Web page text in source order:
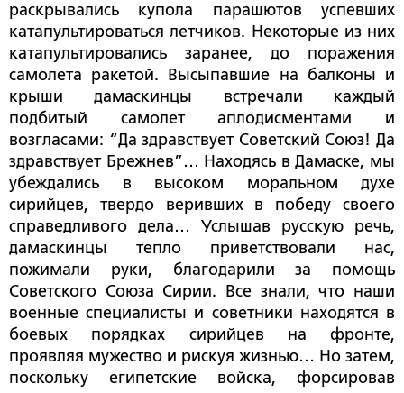
раскрывались купола парашютов успевших
катапультироваться летчиков. Некоторые из них
катапультировались заранее, до поражения
самолета ракетой. Высыпавшие на балконы и
крыши дамаскинцы встречали каждый
подбитый самолет аплодисментами и
возгласами: “Да здравствует Советский Союз! Да
здравствует Брежнев”… Находясь в Дамаске, мы
убеждались в высоком моральном духе
сирийцев, твердо веривших в победу своего
справедливого дела… Услышав русскую речь,
дамаскинцы тепло приветствовали нас,
пожимали руки, благодарили за помощь
Советского Союза Сирии. Все знали, что наши
военные специалисты и советники находятся в
боевых порядках сирийцев на фронте,
проявляя мужество и рискуя жизнью… Но затем,
поскольку египетские войска, форсировав